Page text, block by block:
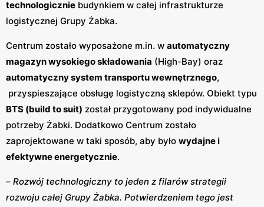
technologicznie budynkiem w całej infrastrukturze
logistycznej Grupy Żabka.
Centrum zostało wyposażone m.in. w automatyczny
magazyn wysokiego składowania (High-Bay) oraz
automatyczny system transportu wewnętrznego,
przyspieszające obsługę logistyczną sklepów. Obiekt typu
BTS (build to suit) został przygotowany pod indywidualne
potrzeby Żabki. Dodatkowo Centrum zostało
zaprojektowane w taki sposób, aby było wydajne i
efektywne energetycznie.
– Rozwój technologiczny to jeden z filarów strategii
rozwoju całej Grupy Żabka. Potwierdzeniem tego jest